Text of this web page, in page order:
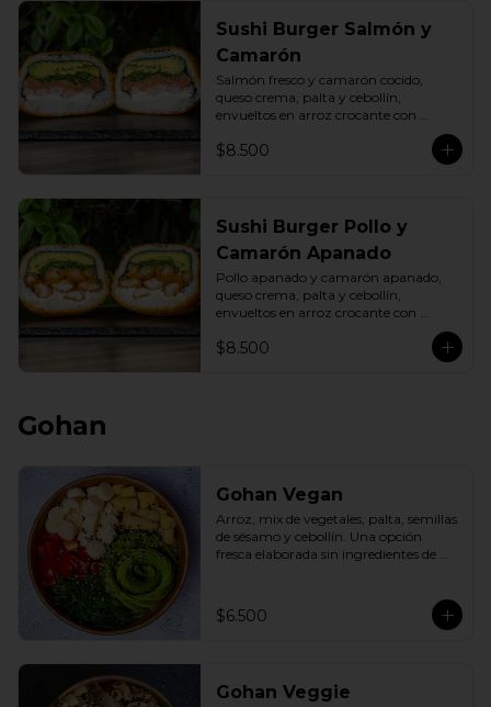
Sushi Burger Salmón y
Camarón
Salmón fresco y camarón cocido,
queso crema, palta y cebollín,
envueltos en arroz crocante con
$8.500
Sushi Burger Pollo y
Camarón Apanado
Pollo apanado y camarón apanado,
queso crema, palta y cebollín,
envueltos en arroz crocante con
$8.500
Gohan
Gohan Vegan
Arroz, mix de vegetales, palta, semillas
de sésamo y cebollín. Una opción
fresca elaborada sin ingredientes de
$6.500
Gohan Veggie